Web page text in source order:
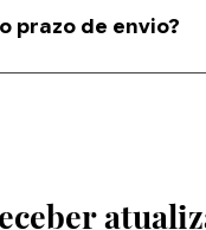
prazo de envio?